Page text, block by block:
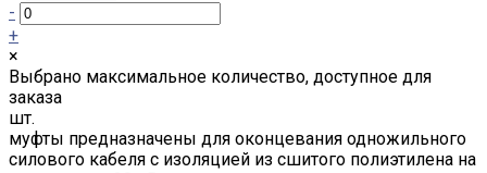
-
+
×
Выбрано максимальное количество, доступное для
заказа
шт.
муфты предназначены для оконцевания одножильного
силового кабеля с изоляцией из сшитого полиэтилена на